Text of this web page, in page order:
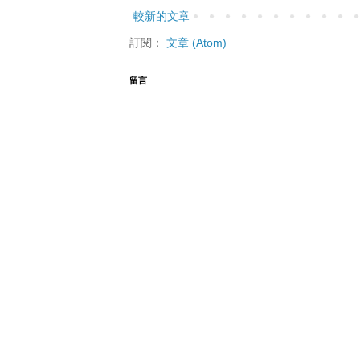
較新的文章
訂閱： 文章 (Atom)
留言